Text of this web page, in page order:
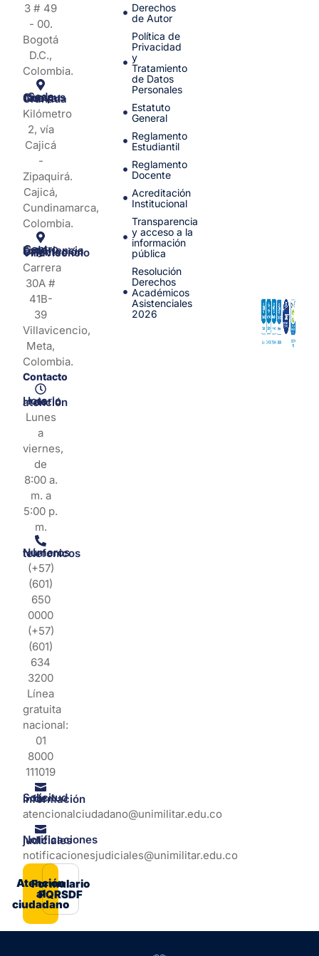
3 # 49
- 00.
Bogotá
D.C.,
Colombia.
Sede Campus Nueva Granada
Kilómetro
2, vía
Cajicá
-
Zipaquirá.
Cajicá,
Cundinamarca,
Colombia.
Centro de Experiencia y Orientación Villavicencio
Carrera
30A #
41B-
39
Villavicencio,
Meta,
Colombia.
Contacto
Horario de atención
Lunes
a
viernes,
de
8:00 a.
m. a
5:00 p.
m.
Números telefonicos
(+57)
(601)
650
0000
(+57)
(601)
634
3200
Línea
gratuita
nacional:
01
8000
111019
Solicitud de información
atencionalciudadano@unimilitar.edu.co
Notificaciones judiciales
notificacionesjudiciales@unimilitar.edu.co
Atención
al
ciudadano
Formulario
PQRSDF
Derechos
de Autor
Política de
Privacidad
y
Tratamiento
de Datos
Personales
Estatuto
General
Reglamento
Estudiantil
Reglamento
Docente
Acreditación
Institucional
Transparencia
y acceso a la
información
pública
Resolución
Derechos
Académicos
Asistenciales
2026